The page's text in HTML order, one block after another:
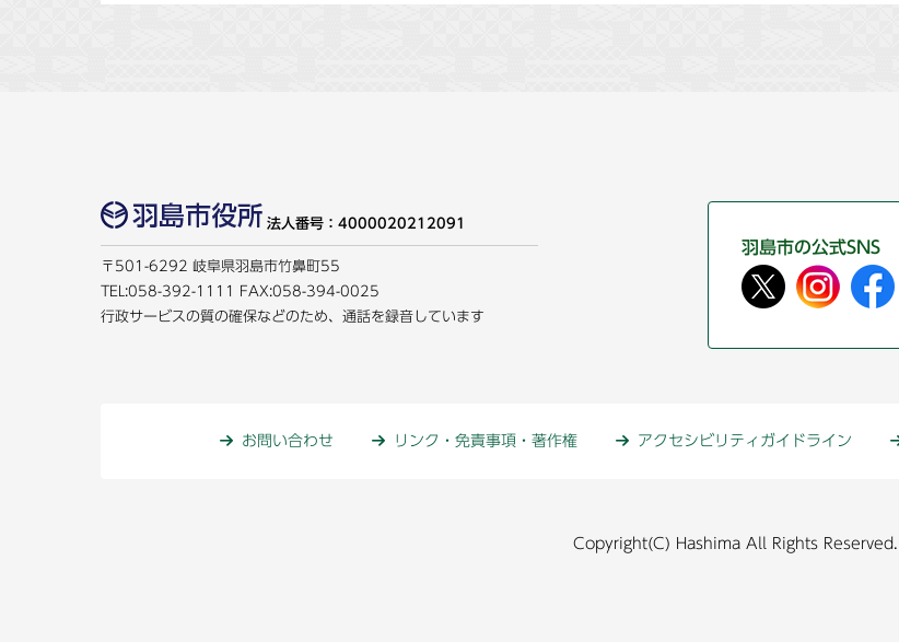
法人番号：4000020212091
〒501-6292 岐阜県羽島市竹鼻町55
TEL:058-392-1111
FAX:058-394-0025
行政サービスの質の確保などのため、通話を録音しています
羽島市の公式SNS
お問い合わせ リンク・免責事項・著作権 アクセシビリティガイドライン
Copyright(C) Hashima All Rights Reserved.